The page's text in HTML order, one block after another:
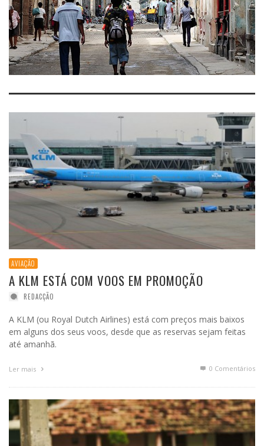
AVIAÇÃO
A KLM ESTÁ COM VOOS EM PROMOÇÃO
REDACÇÃO
A KLM (ou Royal Dutch Airlines) está com preços mais baixos
em alguns dos seus voos, desde que as reservas sejam feitas
até amanhã.
Ler mais 0 Comentários